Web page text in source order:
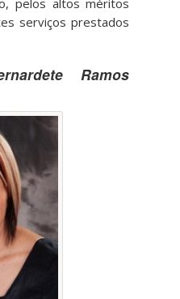
serviços prestados
Ramos